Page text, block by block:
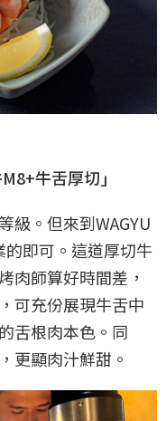
牛舌厚切」
級。但來到WAGYU
的即可。這道厚切牛
肉師算好時間差，
可充份展現牛舌中
舌根肉本色。同
更顯肉汁鮮甜。